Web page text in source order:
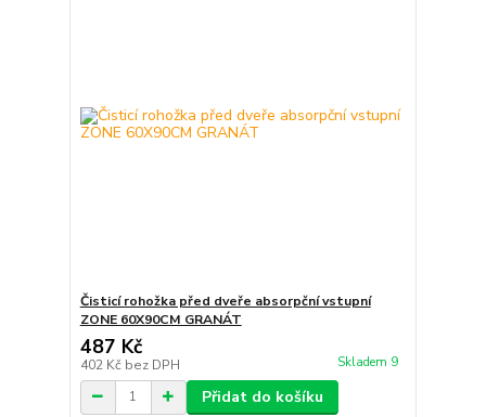
Čisticí rohožka před dveře absorpční vstupní
ZONE 60X90CM GRANÁT
487 Kč
402 Kč bez DPH Skladem 9
Přidat do košíku